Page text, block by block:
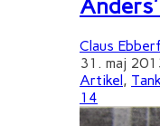
Claus
31. maj
Artikel ,
14